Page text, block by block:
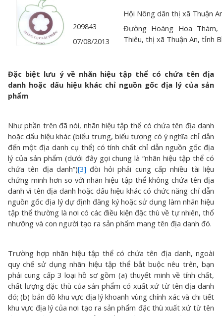
209843
07/08/2013
Hội Nông dân thị xã Thuận
Đường Hoàng Hoa Thám,
Thiêu, thị xã Thuận An, tỉnh
Đặc biệt lưu ý về nhãn hiệu tập thể có chứa tên địa
danh hoặc dấu hiệu khác chỉ nguồn gốc địa lý của sản
phẩm
Như phần trên đã nói, nhãn hiệu tập thể có chứa tên địa danh
hoặc dấu hiệu khác (biểu trưng, biểu tượng có ý nghĩa chỉ dẫn
đến một địa danh cụ thể) có tính chất chỉ dẫn nguồn gốc địa
lý của sản phẩm (dưới đây gọi chung là “nhãn hiệu tập thể có
chứa tên địa danh”)[3] đòi hỏi phải cung cấp nhiều tài liệu
chứng minh hơn so với nhãn hiệu tập thể không chứa tên địa
danh vì tên địa danh hoặc dấu hiệu khác có chức năng chỉ dẫn
nguồn gốc địa lý dự định đăng ký hoặc sử dụng làm nhãn hiệu
tập thể thường là nơi có các điều kiện đặc thù về tự nhiên, thổ
nhưỡng và con người tạo ra sản phẩm mang tên địa danh đó.
Trường hợp nhãn hiệu tập thể có chứa tên địa danh, ngoài
quy chế sử dụng nhãn hiệu tập thể bắt buộc nêu trên, bạn
phải cung cấp 3 loại hồ sơ gồm (a) thuyết minh về tính chất,
chất lượng đặc thù của sản phẩm có xuất xứ từ tên địa danh
đó; (b) bản đồ khu vực địa lý khoanh vùng chính xác và chi tiết
khu vực địa lý của nơi tạo ra sản phẩm đặc thù xuất xứ từ tên